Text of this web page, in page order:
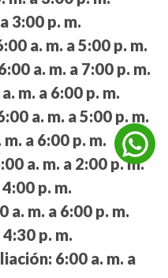
3:00 p. m.
a. m. a 5:00 p. m.
a. m. a 7:00 p. m.
m. a 6:00 p. m.
a. m. a 5:00 p. m.
a 6:00 p. m.
a. m. a 2:00 p. m.
p. m.
a. m. a 6:00 p. m.
p. m.
6:00 a. m. a